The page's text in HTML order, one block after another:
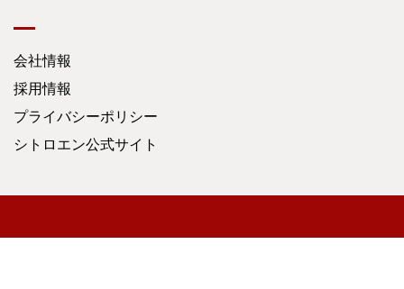
会社情報
採用情報
プライバシーポリシー
シトロエン公式サイト